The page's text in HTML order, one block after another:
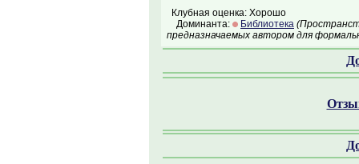
Клубная оценка: Хорошо
Доминанта:
Библиотека
предназначаемых автором для